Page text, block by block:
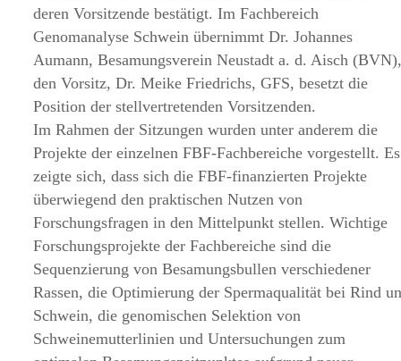
deren Vorsitzende bestätigt. Im Fachbereich
Genomanalyse Schwein übernimmt Dr. Johannes
Aumann, Besamungsverein Neustadt a. d. Aisch
den Vorsitz, Dr. Meike Friedrichs, GFS, besetzt die
Position der stellvertretenden Vorsitzenden.
Im Rahmen der Sitzungen wurden unter anderem die
Projekte der einzelnen FBF-Fachbereiche vorgestellt. Es
zeigte sich, dass sich die FBF-finanzierten Projekte
überwiegend den praktischen Nutzen von
Forschungsfragen in den Mittelpunkt stellen. Wichtige
Forschungsprojekte der Fachbereiche sind die
Sequenzierung von Besamungsbullen verschiedener
Rassen, die Optimierung der Spermaqualität bei Rind
Schwein, die genomischen Selektion von
Schweinemutterlinien und Untersuchungen zum